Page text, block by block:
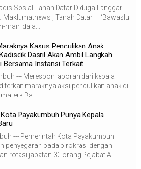
Sosial Tanah Datar Diduga Langgar
Maklumatnews , Tanah Datar – “Bawaslu
main dala...
Kasus Penculikan Anak
Dasril Akan Ambil Langkah
Bersama Instansi Terkait
--- Merespon laporan dari kepala
terkait maraknya aksi penculikan anak di
Ba...
Kota Payakumbuh Punya Kepala
--- Pemerintah Kota Payakumbuh
penyegaran pada birokrasi dengan
rotasi jabatan 30 orang Pejabat A...